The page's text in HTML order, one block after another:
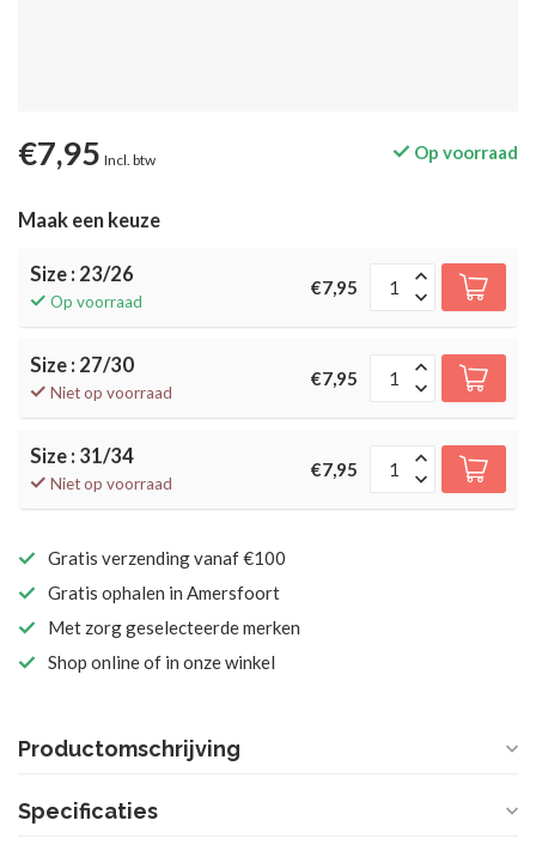
€7,95 Incl. btw Op voorraad
Maak een keuze
Size : 23/26
Op voorraad
€7,95
Size : 27/30
Niet op voorraad
€7,95
Size : 31/34
Niet op voorraad
€7,95
Gratis verzending vanaf €100
Gratis ophalen in Amersfoort
Met zorg geselecteerde merken
Shop online of in onze winkel
Productomschrijving
Specificaties